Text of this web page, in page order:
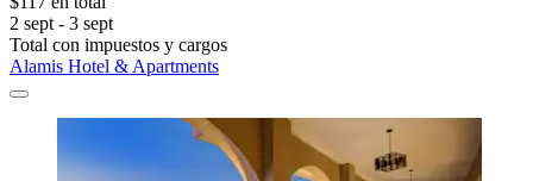
2 sept - 3 sept
Total con impuestos y cargos
Alamis Hotel & Apartments